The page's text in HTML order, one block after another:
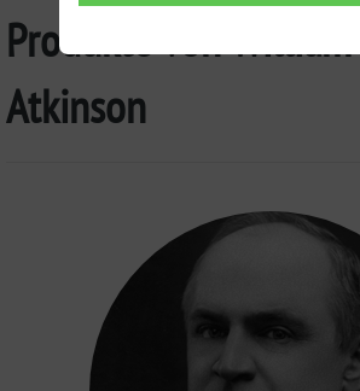
Produkte von
Atkinson